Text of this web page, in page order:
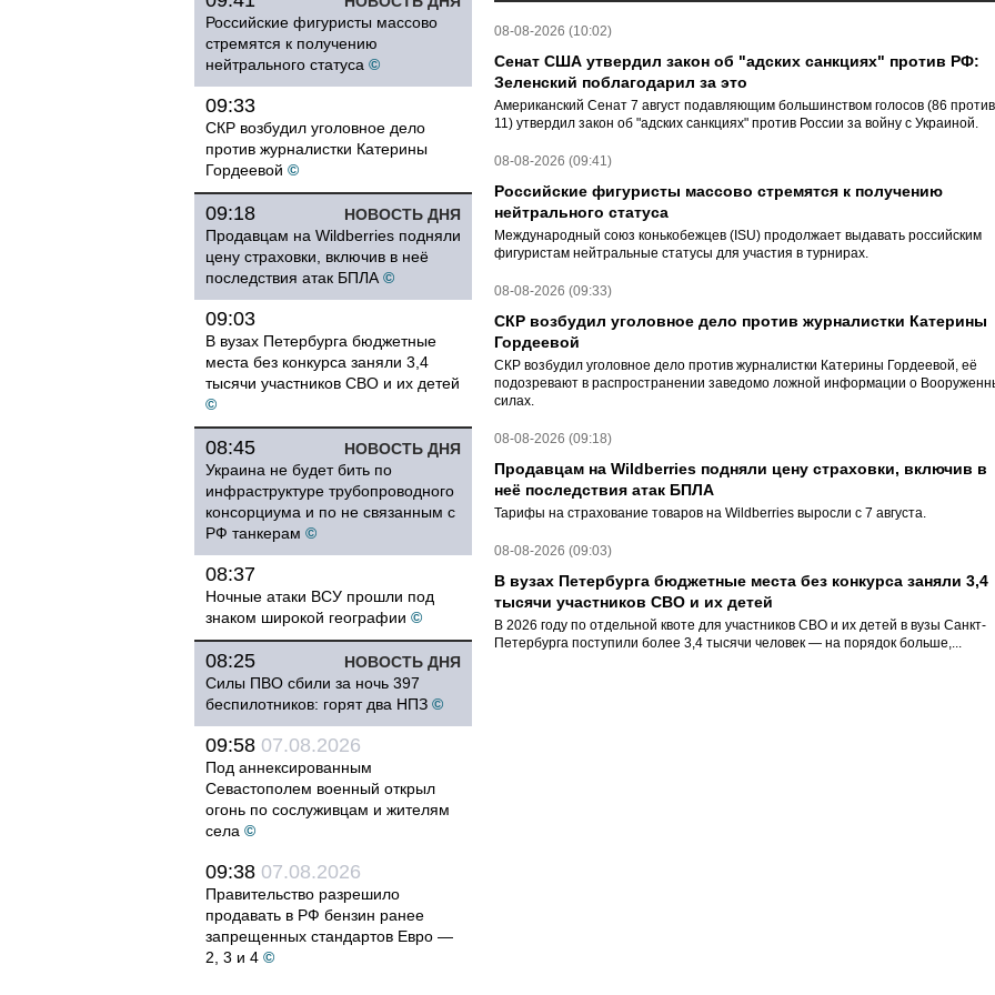
Российские фигуристы массово
стремятся к получению
нейтрального статуса ©
09:33
СКР возбудил уголовное дело
против журналистки Катерины
Гордеевой ©
НОВОСТЬ ДНЯ
09:18
Продавцам на Wildberries подняли
цену страховки, включив в неё
последствия атак БПЛА ©
09:03
В вузах Петербурга бюджетные
места без конкурса заняли 3,4
тысячи участников СВО и их детей
©
НОВОСТЬ ДНЯ
08:45
Украина не будет бить по
инфраструктуре трубопроводного
консорциума и по не связанным с
РФ танкерам ©
08:37
Ночные атаки ВСУ прошли под
знаком широкой географии ©
НОВОСТЬ ДНЯ
08:25
Силы ПВО сбили за ночь 397
беспилотников: горят два НПЗ ©
09:58 07.08.2026
Под аннексированным
Севастополем военный открыл
огонь по сослуживцам и жителям
села ©
09:38 07.08.2026
Правительство разрешило
продавать в РФ бензин ранее
запрещенных стандартов Евро —
2, 3 и 4 ©
08-08-2026 (10:02)
Сенат США утвердил закон об "адских санкциях" против РФ:
Зеленский поблагодарил за это
Американский Сенат 7 август подавляющим большинством голосов (86 против
11) утвердил закон об "адских санкциях" против России за войну с Украиной.
08-08-2026 (09:41)
Российские фигуристы массово стремятся к получению
нейтрального статуса
Международный союз конькобежцев (ISU) продолжает выдавать российским
фигуристам нейтральные статусы для участия в турнирах.
08-08-2026 (09:33)
СКР возбудил уголовное дело против журналистки Катерины
Гордеевой
СКР возбудил уголовное дело против журналистки Катерины Гордеевой, её
подозревают в распространении заведомо ложной информации о
силах.
08-08-2026 (09:18)
Продавцам на Wildberries подняли цену страховки, включив в
неё последствия атак БПЛА
Тарифы на страхование товаров на Wildberries выросли с 7 августа.
08-08-2026 (09:03)
В вузах Петербурга бюджетные места без конкурса заняли 3,4
тысячи участников СВО и их детей
В 2026 году по отдельной квоте для участников СВО и их детей в вузы Санкт-
Петербурга поступили более 3,4 тысячи человек — на порядок больше,...